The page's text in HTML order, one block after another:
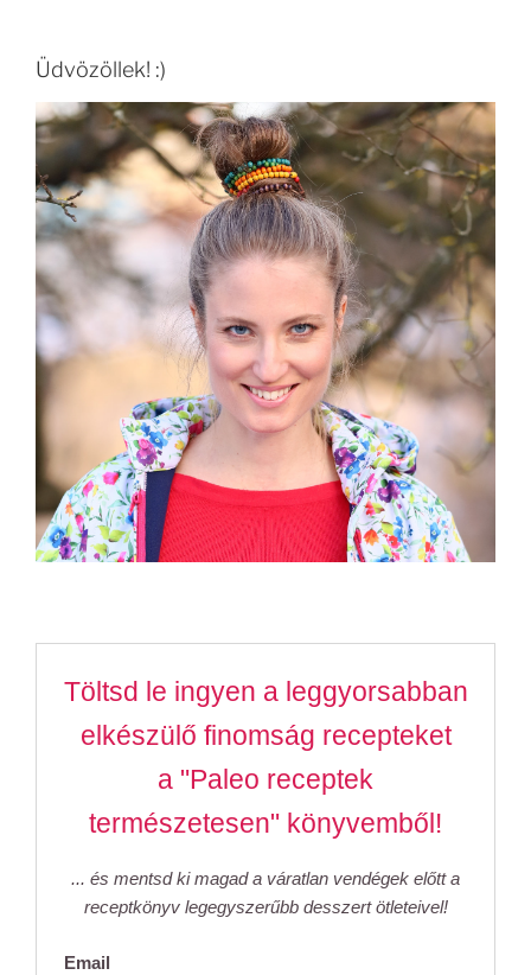
Üdvözöllek! :)
Töltsd le ingyen a leggyorsabban
elkészülő finomság recepteket
a "Paleo receptek
természetesen" könyvemből!
... és mentsd ki magad a váratlan vendégek előtt a
receptkönyv legegyszerűbb desszert ötleteivel!
Email